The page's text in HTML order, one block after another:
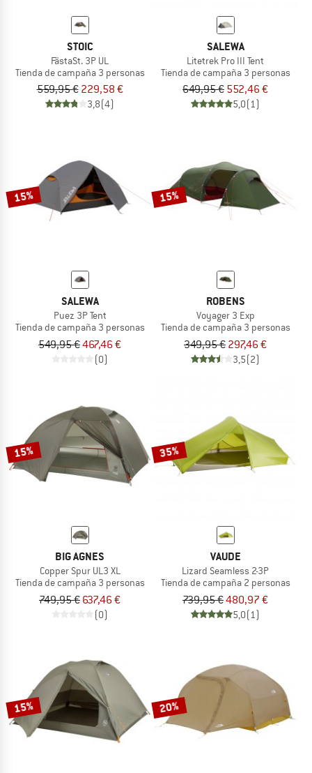
STOIC
FästaSt. 3P UL
Tienda de campaña 3 personas
559,95 € 229,58 €
3,8(4)
SALEWA
Litetrek Pro III Tent
Tienda de campaña 3 personas
649,95 € 552,46 €
5,0(1)
15%
SALEWA
Puez 3P Tent
Tienda de campaña 3 personas
549,95 €467,46 €
(0)
15%
ROBENS
Voyager 3 Exp
Tienda de campaña 3 personas
349,95 € 297,46 €
3,5(2)
15%
BIG AGNES
Copper Spur UL3 XL
Tienda de campaña 3 personas
749,95 € 637,46 €
(0)
35%
VAUDE
Lizard Seamless 2-3P
Tienda de campaña 2 personas
739,95 €480,97 €
5,0(1)
15% 20%